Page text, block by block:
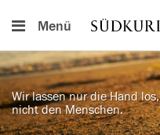
Menü
Wir lassen nur die Hand los,
nicht den Menschen.